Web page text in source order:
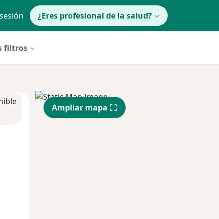
¿Eres profesional de la salud?
filtros
Ampliar mapa